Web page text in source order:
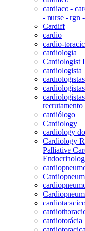
cardiaco -
- nurse - rgn
Cardiff
cardio
cardio-
cardiologia
Cardiologist
cardiologista
cardiologistas
recrutamento
cardiólogo
Cardiology
cardiology
Cardiology
Palliative
cardiotaracico
cardiotorácia
cardiotoracica